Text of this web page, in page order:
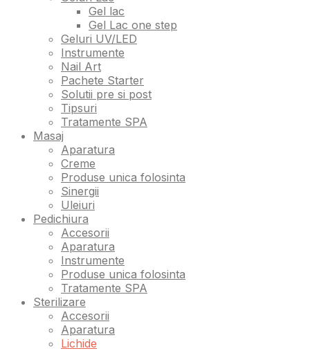
Gel lac
Gel Lac one step
Geluri UV/LED
Instrumente
Nail Art
Pachete Starter
Solutii pre si post
Tipsuri
Tratamente SPA
Masaj
Aparatura
Creme
Produse unica folosinta
Sinergii
Uleiuri
Pedichiura
Accesorii
Aparatura
Instrumente
Produse unica folosinta
Tratamente SPA
Sterilizare
Accesorii
Aparatura
Lichide